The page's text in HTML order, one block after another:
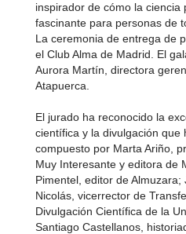
inspirador de cómo la ciencia
fascinante para personas de
La ceremonia de entrega de
el Club Alma de Madrid. El
Aurora Martín, directora
Atapuerca.
El jurado ha reconocido la
científica y la divulgación que
compuesto por Marta Ariño,
Muy Interesante y editora de
Pimentel, editor de
Nicolás, vicerrector de
Divulgación Científica de la
Santiago Castellanos,